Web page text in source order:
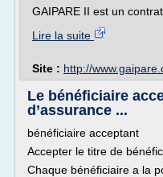
GAIPARE II est un
Lire la suite
Site : http://
Le bénéficiaire
d’assurance ...
bénéficiaire acceptant
Accepter le titre de
Chaque bénéficiaire a la